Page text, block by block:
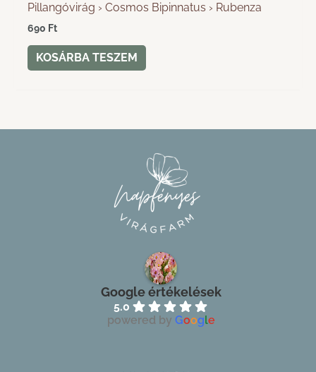
Pillangóvirág › Cosmos Bipinnatus › Rubenza
690 Ft
KOSÁRBA TESZEM
Google értékelések
5.0
powered by Google